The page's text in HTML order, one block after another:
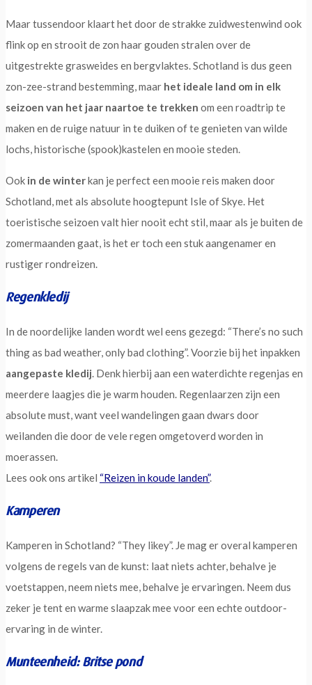
Maar tussendoor klaart het door de strakke zuidwestenwind ook
flink op en strooit de zon haar gouden stralen over de
uitgestrekte grasweides en bergvlaktes. Schotland is dus geen
zon-zee-strand bestemming, maar het ideale land om in elk
seizoen van het jaar naartoe te trekken om een roadtrip te
maken en de ruige natuur in te duiken of te genieten van wilde
lochs, historische (spook)kastelen en mooie steden.
Ook in de winterkan je perfect een mooie reis maken door
Schotland, met als absolute hoogtepunt Isle of Skye. Het
toeristische seizoen valt hier nooit echt stil, maar als je buiten de
zomermaanden gaat, is het er toch een stuk aangenamer en
rustiger rondreizen.
Regenkledij
In de noordelijke landen wordt wel eens gezegd: “There’s no such
thing as bad weather, only bad clothing”. Voorzie bij het inpakken
aangepaste kledij. Denk hierbij aan een waterdichte regenjas en
meerdere laagjes die je warm houden. Regenlaarzen zijn een
absolute must, want veel wandelingen gaan dwars door
weilanden die door de vele regen omgetoverd worden in
moerassen.
Lees ook ons artikel “Reizen in koude landen”.
Kamperen
Kamperen in Schotland? “They likey”. Je mag er overal kamperen
volgens de regels van de kunst: laat niets achter, behalve je
voetstappen, neem niets mee, behalve je ervaringen. Neem dus
zeker je tent en warme slaapzak mee voor een echte outdoor-
ervaring in de winter.
Munteenheid: Britse pond